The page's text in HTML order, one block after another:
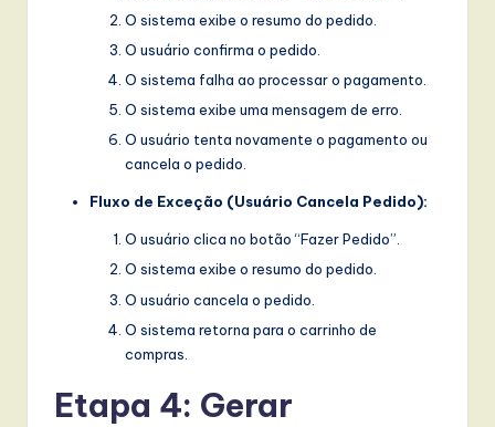
O sistema exibe o resumo do pedido.
O usuário confirma o pedido.
O sistema falha ao processar o pagamento.
O sistema exibe uma mensagem de erro.
O usuário tenta novamente o pagamento ou
cancela o pedido.
Fluxo de Exceção (Usuário Cancela Pedido):
O usuário clica no botão “Fazer Pedido”.
O sistema exibe o resumo do pedido.
O usuário cancela o pedido.
O sistema retorna para o carrinho de
compras.
Etapa 4: Gerar